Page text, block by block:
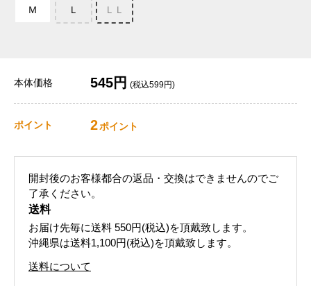
Ｍ Ｌ ＬＬ
本体価格 545円 (税込599円)
ポイント 2ポイント
開封後のお客様都合の返品・交換はできませんのでご
了承ください。
送料
お届け先毎に送料 550円(税込)を頂戴致します。
沖縄県は送料1,100円(税込)を頂戴致します。
送料について